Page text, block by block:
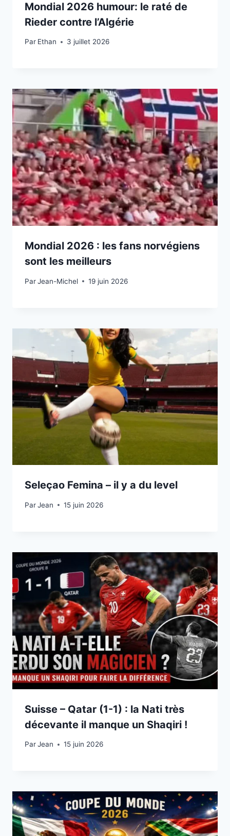
Mondial 2026 humour: le raté de
Rieder contre l’Algérie
Par Ethan
3 juillet 2026 3 juillet 2026
Mondial 2026 : les fans norvégiens
sont les meilleurs
ParJean-Michel
19 juin 2026 19 juin 2026
Seleçao Femina – il y a du level
ParJean
15 juin 202615 juin 2026
Suisse – Qatar (1-1) : la Nati très
décevante il manque un Shaqiri !
ParJean
15 juin 202615 juin 2026